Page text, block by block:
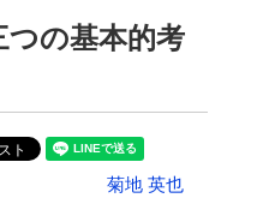
の基本的考
菊地 英也